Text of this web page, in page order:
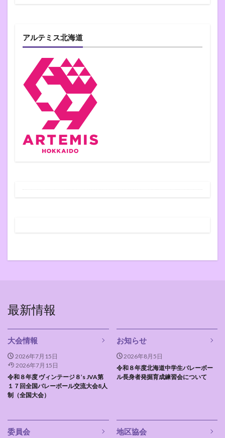
アルテミス北海道
最新情報
大会情報
2026年7月15日
2026年7月15日
令和８年度 ヴィンテージ８’s JVA第
１７回全国バレーボール交流大会8人
制（全国大会）
お知らせ
2026年8月5日
令和８年度北海道中学生バレーボー
ル長身者発掘育成練習会について
委員会 地区協会